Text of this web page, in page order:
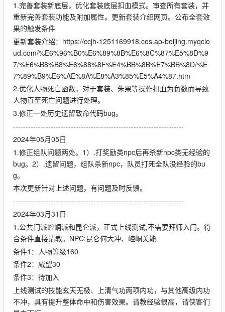
1.完善套装新底层，优化套装底层扣血模式。审查所有套装，并
重新完善套装功能及附加属性。更新套装介绍网页。公布全套效
果的触发条件
更新套装介绍：https://ccjh-1251169918.cos.ap-beijing.myqclo
ud.com/%E6%96%B0%E6%89%8B%E6%8C%87%E5%8D%9
7/%E6%B8%B8%E6%88%8F%E4%BB%8B%E7%BB%8D/%E
7%89%B9%E6%AE%8A%E8%A3%85%E5%A4%87.htm
2.优化人物死亡函数，对于套装、朱果等操作扣血为负数而导致
人物直至死亡问题进行处理。
3.修正一处历史遗留致命代码bug。
--------------------------------------------------------------------
2024年05月05日
1.修正组队问题两处。1）.打奖励类npc后再杀新npc类无经验的
bug。2）.遗留问题，组队杀新npc，队员打死全队没经验的bu
g。
本次更新针对上述问题，有问题及时反馈。
--------------------------------------------------------------------
2024年03月31日
1.公共门派崆峒派和昆仑派，正式上线测试,不需要拜师入门。符
合条件直接请教。NPC:昆仑何大冲、崆峒关能
条件1：人物等级160
条件2：威望30
条件3：待加入
上线测试的技能玄天无极、上清气功两项内功，与其他高级内功
不冲，具有提升整体命中和伤害效果。请教经验很高，请侠客们